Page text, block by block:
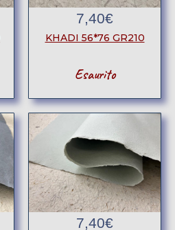
7,40€
KHADI 56*76 GR210
Esaurito
7,40€